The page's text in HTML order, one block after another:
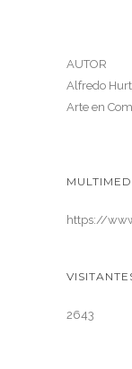
AUTOR
Alfredo
Arte en
https://
2643